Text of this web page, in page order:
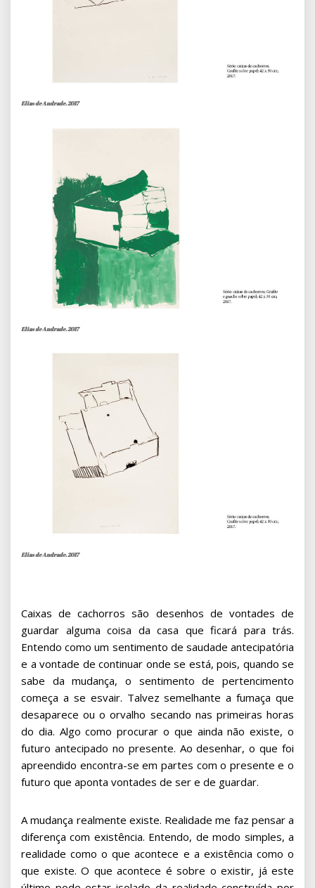
Elias de Andrade. 2017
Elias de Andrade. 2017
Elias de Andrade. 2017
Caixas de cachorros são desenhos de vontades de
guardar alguma coisa da casa que ficará para trás.
Entendo como um sentimento de saudade antecipatória
e a vontade de continuar onde se está, pois, quando se
sabe da mudança, o sentimento de pertencimento
começa a se esvair. Talvez semelhante a fumaça que
desaparece ou o orvalho secando nas primeiras horas
do dia. Algo como procurar o que ainda não existe, o
futuro antecipado no presente. Ao desenhar, o que foi
apreendido encontra-se em partes com o presente e o
futuro que aponta vontades de ser e de guardar.
A mudança realmente existe. Realidade me faz pensar a
diferença com existência. Entendo, de modo simples, a
realidade como o que acontece e a existência como o
que existe. O que acontece é sobre o existir, já este